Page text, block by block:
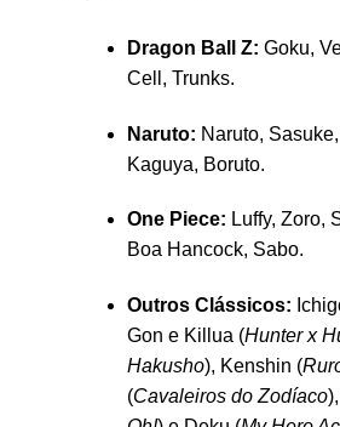
Dragon Ball Z: Goku,
Cell, Trunks.
Naruto: Naruto,
Kaguya, Boruto.
One Piece: Luffy, Zoro,
Boa Hancock, Sabo.
Outros Clássicos:
Gon e Killua (Hunter x
Hakusho), Kenshin (
(Cavaleiros do Zodíaco